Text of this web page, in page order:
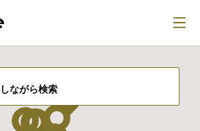
ながら検索